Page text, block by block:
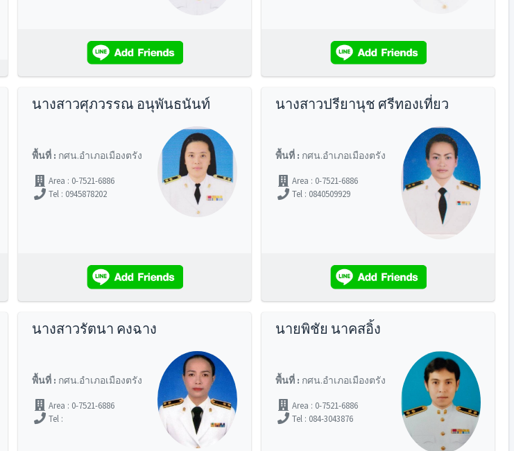
นางสาวศุภวรรณ อนุพันธนันท์
พื้นที่ : กศน.อำเภอเมืองตรัง
Area : 0-7521-6886
Tel : 0945878202
นางสาวปรียานุช ศรีทองเที่ยว
พื้นที่ : กศน.อำเภอเมืองตรัง
Area : 0-7521-6886
Tel : 0840509929
นางสาวรัตนา คงฉาง
พื้นที่ : กศน.อำเภอเมืองตรัง
Area : 0-7521-6886
Tel :
นายพิชัย นาคสอิ้ง
พื้นที่ : กศน.อำเภอเมืองตรัง
Area : 0-7521-6886
Tel : 084-3043876